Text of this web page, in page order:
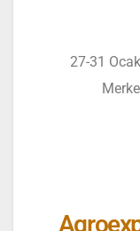
27-31